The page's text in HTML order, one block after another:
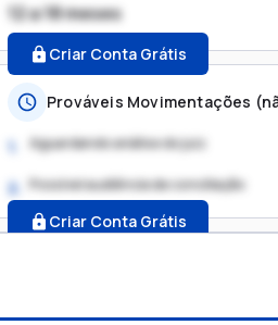
12 a 18 meses
Criar Conta Grátis
Prováveis Movimentações
1. Aguardando análise do juiz
2. Possível audiência de conciliação
Criar Conta Grátis